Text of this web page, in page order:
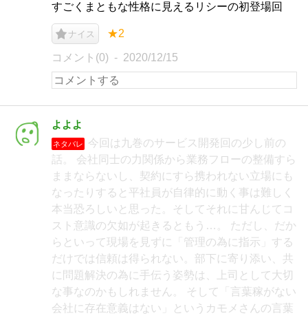
すごくまともな性格に見えるリシーの初登場回
ナイス ★2
コメント(0) 2020/12/15
よよよ
ネタバレ
今回は九巻のサービス開発回の少し前の
話。 会社同士の力関係から業務フローの整備すら
ままならないし、契約にすら携われない立場にも
なったりすると平社員が自律的に動く事は難しく
本当恐ろしいと思った。そしてそれに甘んじてコ
スト意識の欠如が起きるともう…。 ただし、だか
らといって現場を見ずに「管理の為に指示」する
だけでは信頼は得られない。部下に寄り添い、共
に問題解決の為に手伝う姿勢は、上司として大切
な事なのかもしれません。 そして「言葉稼がない
会社に存在意義はない」というカモメさんの言葉